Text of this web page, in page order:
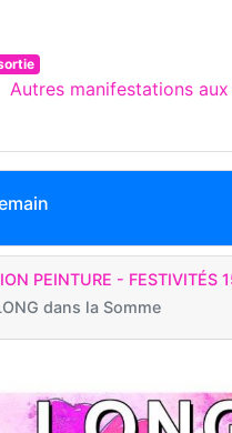
Autres manifestations
PEINTURE - FESTIVITÉS
dans la Somme